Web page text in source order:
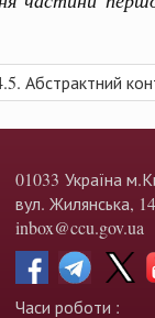
Абстрактний
01033 Україна
вул. Жилянська,
inbox@ccu.gov.ua
Часи роботи :